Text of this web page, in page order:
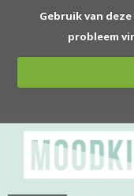
Gebruik van
probleem